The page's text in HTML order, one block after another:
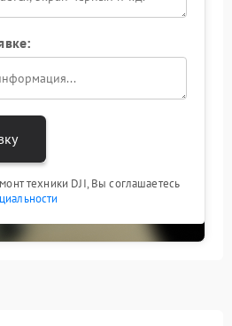
техники DJI, Вы соглашаетесь